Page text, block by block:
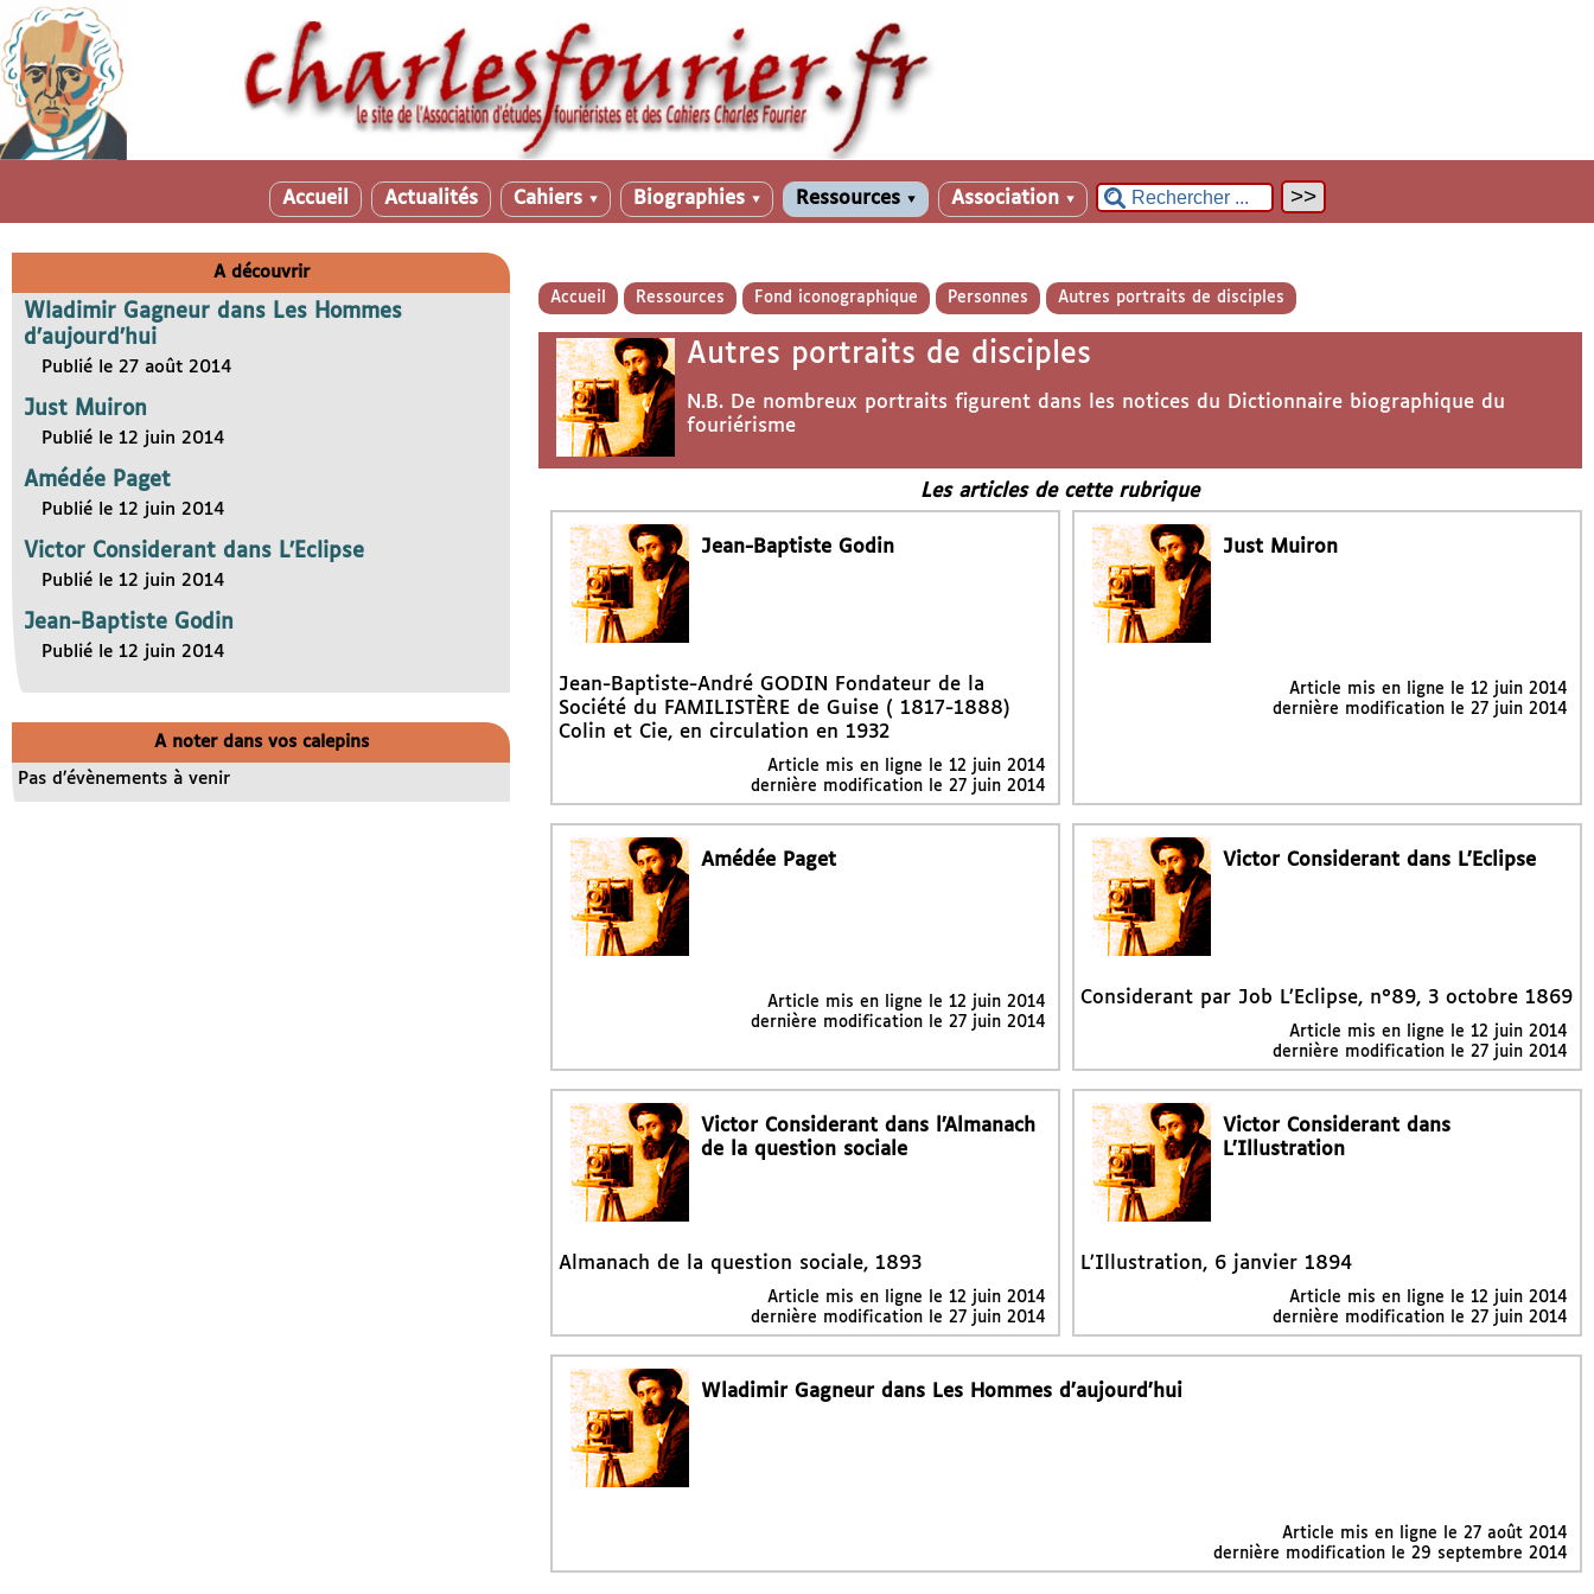
Accueil Actualités Cahiers ▼ Biographies ▼ Ressources ▼ Association ▼
Accueil Ressources Fond iconographique Personnes Autres portraits de disciples
Autres portraits de disciples
N.B. De nombreux portraits figurent dans les notices du Dictionnaire biographique du
fouriérisme
Les articles de cette rubrique
Jean-Baptiste Godin
Jean-Baptiste-André GODIN Fondateur de la
Société du FAMILISTÈRE de Guise ( 1817-1888)
Colin et Cie, en circulation en 1932
Article mis en ligne le 12 juin 2014
dernière modification le 27 juin 2014
Just Muiron
Article mis en ligne le12 juin 2014
dernière modification le 27 juin 2014
Amédée Paget
Article mis en ligne le 12 juin 2014
dernière modification le 27 juin 2014
Victor Considerant dans L’Eclipse
Considerant par Job L’Eclipse, n°89, 3 octobre 1869
Article mis en ligne le12 juin 2014
dernière modification le 27 juin 2014
Victor Considerant dans l’Almanach
de la question sociale
Almanach de la question sociale, 1893
Article mis en ligne le 12 juin 2014
dernière modification le 27 juin 2014
Victor Considerant dans
L’Illustration
L’Illustration, 6 janvier 1894
Article mis en ligne le12 juin 2014
dernière modification le 27 juin 2014
Wladimir Gagneur dans Les Hommes d’aujourd’hui
Article mis en ligne le 27 août 2014
dernière modification le 29 septembre 2014
A découvrir
Wladimir Gagneur dans Les Hommes
d’aujourd’hui
Publié le 27 août 2014
Just Muiron
Publié le 12 juin 2014
Amédée Paget
Publié le 12 juin 2014
Victor Considerant dans L’Eclipse
Publié le 12 juin 2014
Jean-Baptiste Godin
Publié le 12 juin 2014
A noter dans vos calepins
Pas d’évènements à venir